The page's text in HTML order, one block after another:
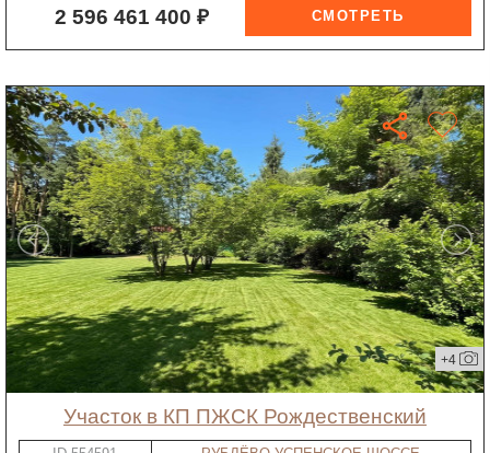
2 596 461 400 ₽
+4
участок в КП ПЖСК Рождественский